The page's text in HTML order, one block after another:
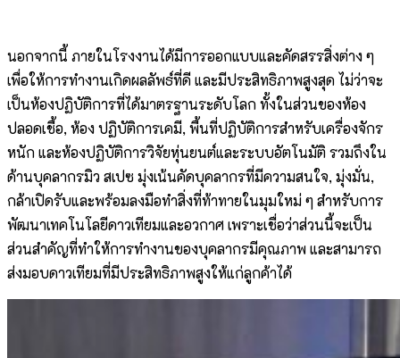
นอกจากนี้ ภายในโรงงานได้มีการออกแบบและคัดสรรสิ่งต่าง ๆ
เพื่อให้การทำงานเกิดผลลัพธ์ที่ดี และมีประสิทธิภาพสูงสุด ไม่ว่าจะ
เป็นห้องปฏิบัติการที่ได้มาตรฐานระดับโลก ทั้งในส่วนของห้อง
ปลอดเชื้อ, ห้อง ปฏิบัติการเคมี, พื้นที่ปฏิบัติการสำหรับเครื่องจักร
หนัก และห้องปฏิบัติการวิจัยหุ่นยนต์และระบบอัตโนมัติ รวมถึงใน
ด้านบุคลากรมิว สเปซ มุ่งเน้นคัดบุคลากรที่มีความสนใจ, มุ่งมั่น,
กล้าเปิดรับและพร้อมลงมือทำสิ่งที่ท้าทายในมุมใหม่ ๆ สำหรับการ
พัฒนาเทคโนโลยีดาวเทียมและอวกาศ เพราะเชื่อว่าส่วนนี้จะเป็น
ส่วนสำคัญที่ทำให้การทำงานของบุคลากรมีคุณภาพ และสามารถ
ส่งมอบดาวเทียมที่มีประสิทธิภาพสูงให้แก่ลูกค้าได้